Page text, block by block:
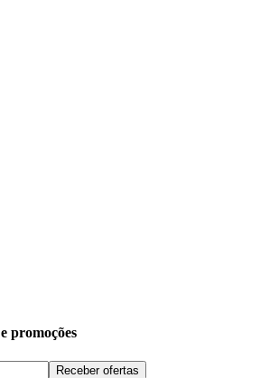
promoções
Receber ofertas